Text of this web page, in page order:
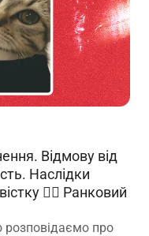
Відмову від
Наслідки
🙋‍♀️ Ранковий
розповідаємо про